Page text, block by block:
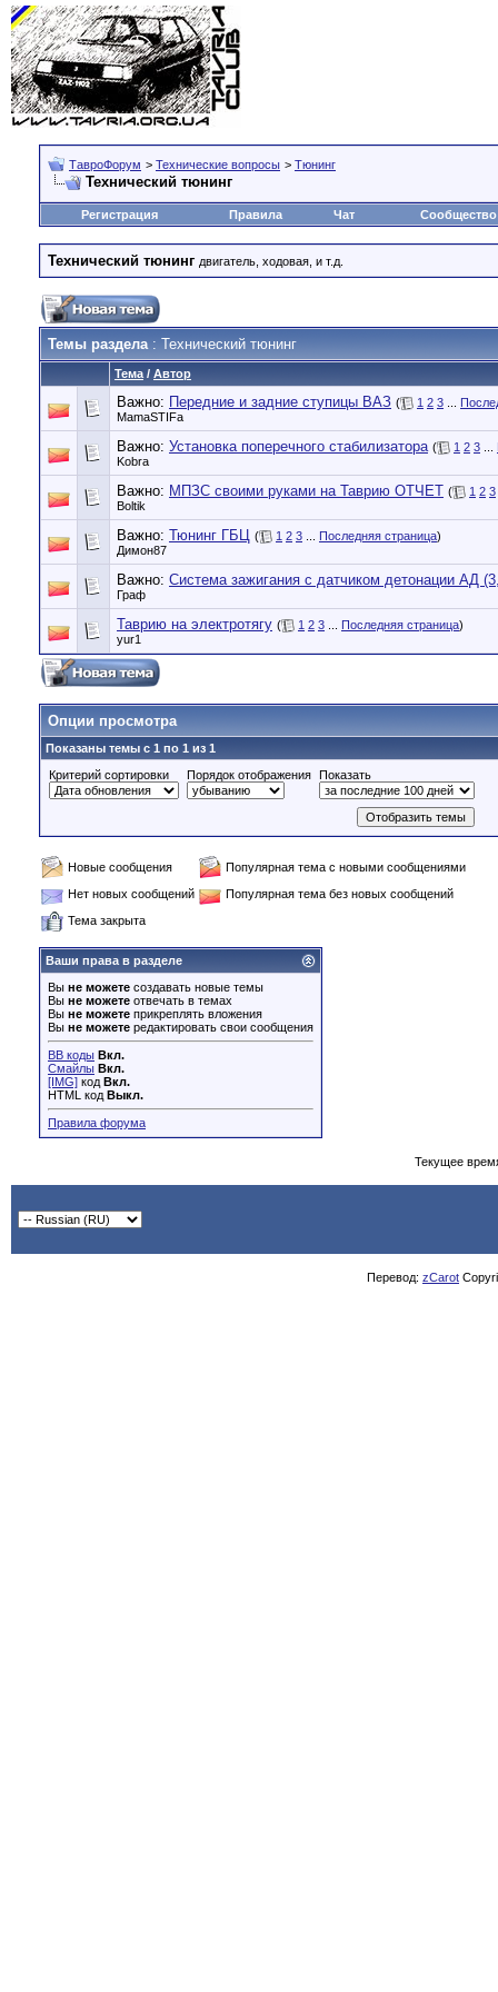
ТавроФорум > Технические вопросы > Тюнинг
Технический тюнинг
Регистрация Правила Чат Сообщество
Технический тюнинг двигатель, ходовая, и т.д.
Темы раздела: Технический тюнинг
Тема / Автор
Важно: Передние и задние ступицы ВАЗ ( 1 2 3
MamaSTIFa
Важно: Установка поперечного стабилизатора ( 1 2 3
Kobra
Важно: МПЗС своими руками на Таврию ОТЧЕТ ( 1 2 3
Boltik
Важно: Тюнинг ГБЦ ( 1 2 3 Последняя страница)
Димон87
Важно: Система зажигания с датчиком детонации АД
Граф
Таврию на электротягу ( 1 2 3 Последняя страница)
yur1
Опции просмотра
Показаны темы с 1 по 1 из 1
Критерий сортировки
Порядок отображения Показать
Новые сообщения
Популярная тема с новыми сообщениями
Нет новых сообщений
Популярная тема без новых сообщений
Тема закрыта
Ваши права в разделе
Вы не можете создавать новые темы
Вы не можете отвечать в темах
Вы не можете прикреплять вложения
Вы не можете редактировать свои сообщения
BB коды Вкл.
Смайлы Вкл.
[IMG] код Вкл.
HTML код Выкл.
Правила форума
Текущее
Перевод: zCarot